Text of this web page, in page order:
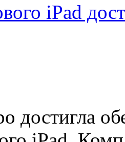
iPad
достигла